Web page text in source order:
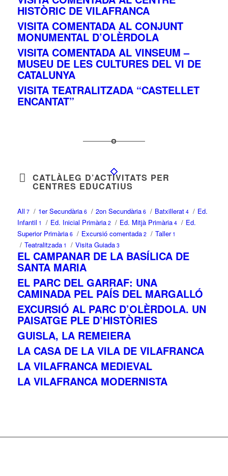
HISTÒRIC DE VILAFRANCA
VISITA COMENTADA AL CONJUNT
MONUMENTAL D’OLÈRDOLA
VISITA COMENTADA AL VINSEUM –
MUSEU DE LES CULTURES DEL VI DE
CATALUNYA
VISITA TEATRALITZADA “CASTELLET
ENCANTAT”
CATLÀLEG D’ACTIVITATS PER
CENTRES EDUCATIUS
All 7 / 1er Secundària6 / 2on Secundària6 / Batxillerat4 / Ed.
Infantil 1 / Ed. Inicial Primària2 / Ed. Mitjà Primària4 / Ed.
Superior Primària6 / Excursió comentada2 / Taller1
/ Teatralitzada1 / Visita Guiada3
EL CAMPANAR DE LA BASÍLICA DE
SANTA MARIA
EL PARC DEL GARRAF: UNA
CAMINADA PEL PAÍS DEL MARGALLÓ
EXCURSIÓ AL PARC D’OLÈRDOLA. UN
PAISATGE PLE D’HISTÒRIES
GUISLA, LA REMEIERA
LA CASA DE LA VILA DE VILAFRANCA
LA VILAFRANCA MEDIEVAL
LA VILAFRANCA MODERNISTA